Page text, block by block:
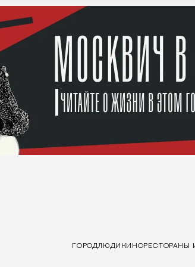
ГОРОДЛЮДИ КИНОРЕСТОРАНЫ